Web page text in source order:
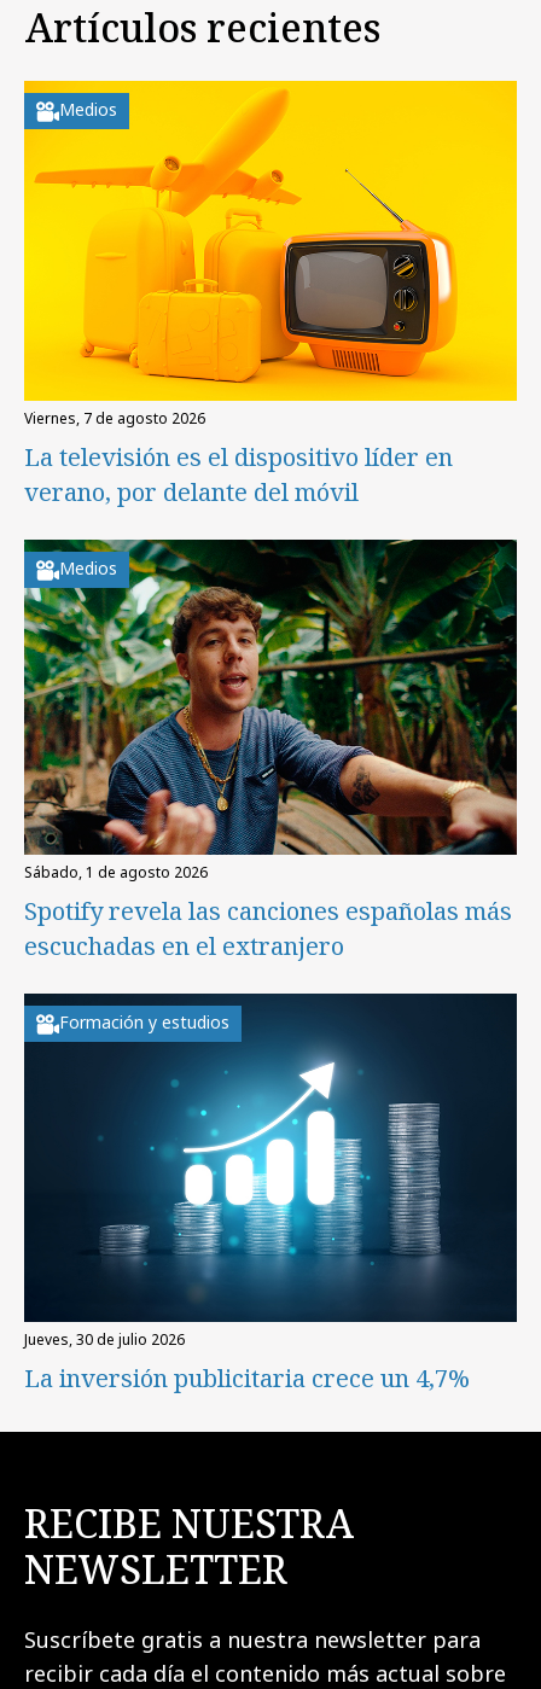
Artículos recientes
Medios
viernes, 7 de agosto 2026
La televisión es el dispositivo líder en
verano, por delante del móvil
Medios
sábado, 1 de agosto 2026
Spotify revela las canciones españolas más
escuchadas en el extranjero
Formación y estudios
jueves, 30 de julio 2026
La inversión publicitaria crece un 4,7%
RECIBE NUESTRA
NEWSLETTER
Suscríbete gratis a nuestra newsletter para
recibir cada día el contenido más actual sobre